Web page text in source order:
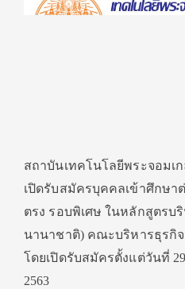
สถาบันเทคโนโลยีพระจอมเ
เปิดรับสมัครบุคคลเข้าศึกษ
ตรง รอบพิเศษ ในหลักสูตร
นานาชาติ) คณะบริหารธุรกิจ
โดยเปิดรับสมัครตั้งแต่วันที่
2563